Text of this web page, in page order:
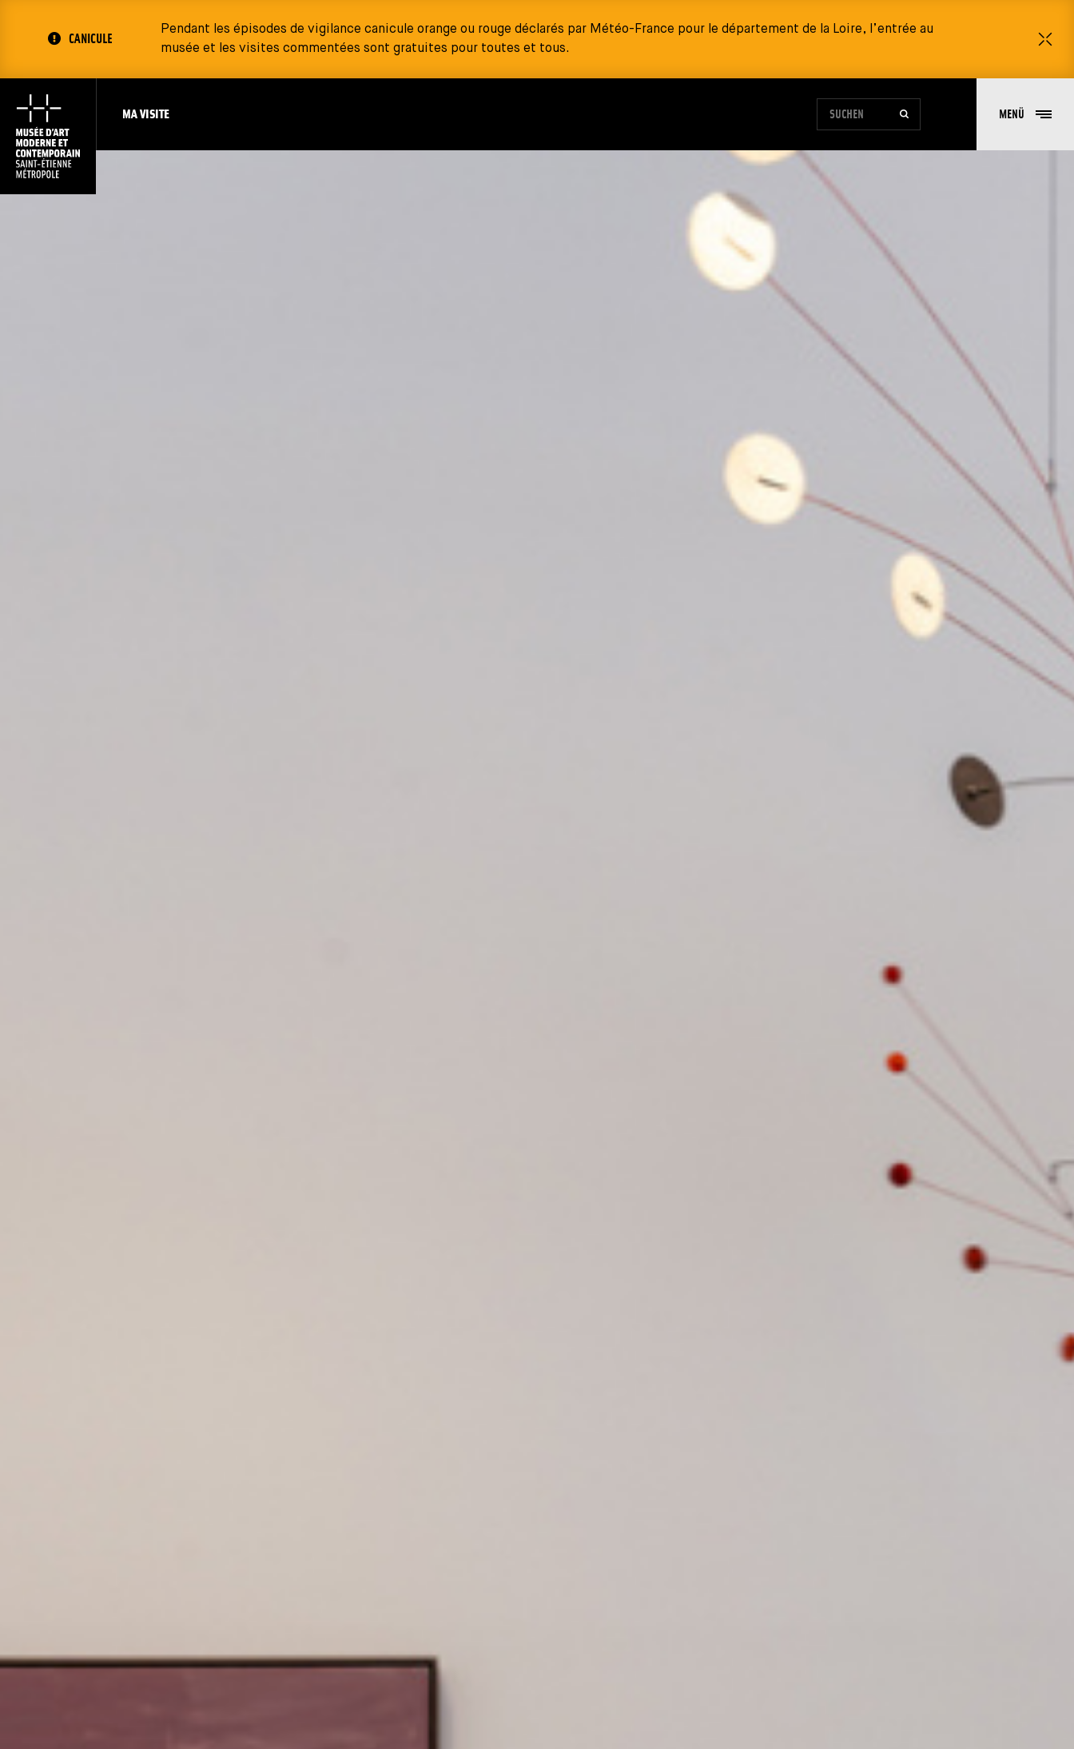
CANICULE
Pendant les épisodes de vigilance canicule orange ou rouge déclarés par Météo-France pour le département de la Loire, l’entrée au
musée et les visites commentées sont gratuites pour toutes et tous.
MA VISITE FORMULAIRE DE RECHERCHE DU SITE MENÜ